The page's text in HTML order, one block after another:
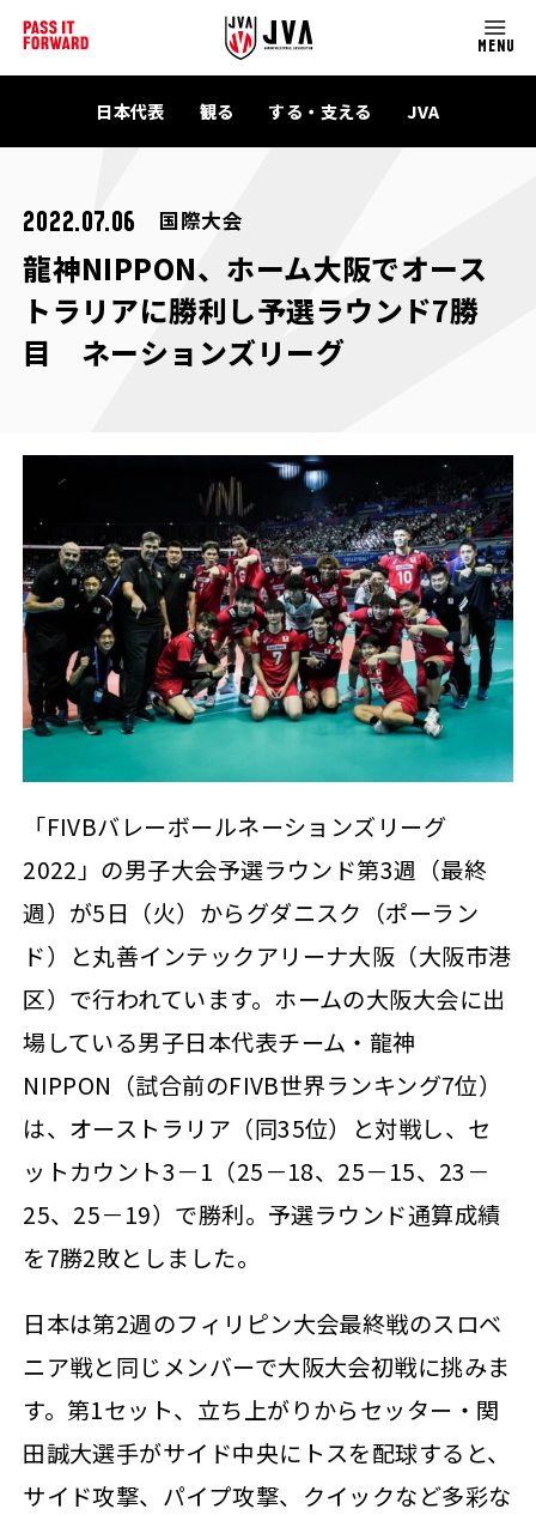
MENU
日本代表 観る する・支える JVA
2022.07.06 国際大会
龍神NIPPON、ホーム大阪でオース
トラリアに勝利し予選ラウンド7勝
目 ネーションズリーグ
「FIVBバレーボールネーションズリーグ
2022」の男子大会予選ラウンド第3週（最終
週）が5日（火）からグダニスク（ポーラン
ド）と丸善インテックアリーナ大阪（大阪市港
区）で行われています。ホームの大阪大会に出
場している男子日本代表チーム・龍神
NIPPON（試合前のFIVB世界ランキング7位）
は、オーストラリア（同35位）と対戦し、セ
ットカウント3－1（25－18、25－15、23－
25、25－19）で勝利。予選ラウンド通算成績
を7勝2敗としました。
日本は第2週のフィリピン大会最終戦のスロベ
ニア戦と同じメンバーで大阪大会初戦に挑みま
す。第1セット、立ち上がりからセッター・関
田誠大選手がサイド中央にトスを配球すると、
サイド攻撃、パイプ攻撃、クイックなど多彩な